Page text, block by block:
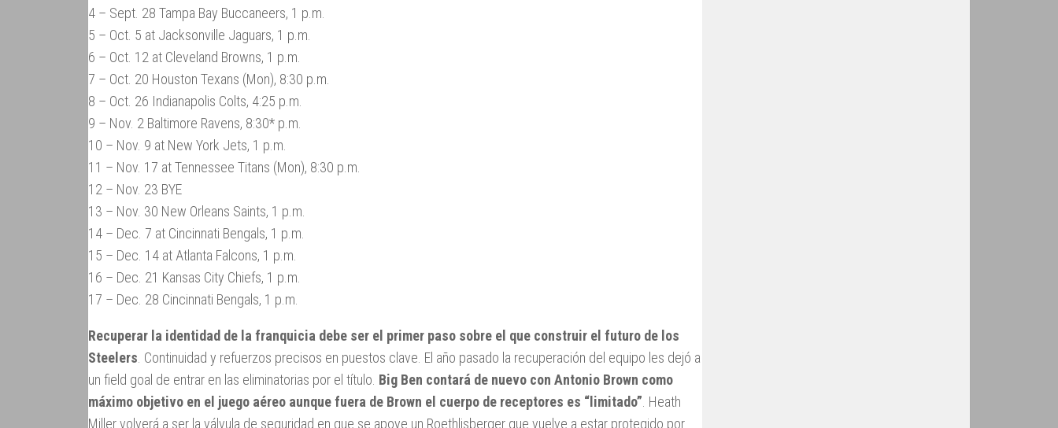
4 – Sept. 28 Tampa Bay Buccaneers, 1 p.m.
5 – Oct. 5 at Jacksonville Jaguars, 1 p.m.
6 – Oct. 12 at Cleveland Browns, 1 p.m.
7 – Oct. 20 Houston Texans (Mon), 8:30 p.m.
8 – Oct. 26 Indianapolis Colts, 4:25 p.m.
9 – Nov. 2 Baltimore Ravens, 8:30* p.m.
10 – Nov. 9 at New York Jets, 1 p.m.
11 – Nov. 17 at Tennessee Titans (Mon), 8:30 p.m.
12 – Nov. 23 BYE
13 – Nov. 30 New Orleans Saints, 1 p.m.
14 – Dec. 7 at Cincinnati Bengals, 1 p.m.
15 – Dec. 14 at Atlanta Falcons, 1 p.m.
16 – Dec. 21 Kansas City Chiefs, 1 p.m.
17 – Dec. 28 Cincinnati Bengals, 1 p.m.
Recuperar la identidad de la franquicia debe ser el primer paso sobre el que construir el futuro de los
Steelers . Continuidad y refuerzos precisos en puestos clave. El año pasado la recuperación del equipo les dejó a
un field goal de entrar en las eliminatorias por el título. Big Ben contará de nuevo con Antonio Brown como
máximo objetivo en el juego aéreo aunque fuera de Brown el cuerpo de receptores es “limitado” . Heath
Miller volverá a ser la válvula de seguridad en que se apoye un Roethlisberger que vuelve a estar protegido por